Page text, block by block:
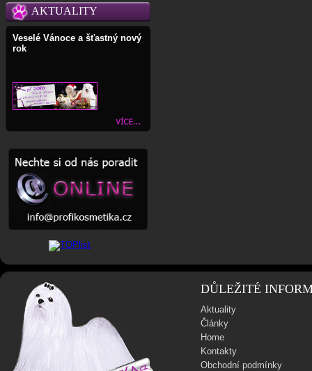
AKTUALITY
Veselé Vánoce a šťastný nový
rok
DŮLEŽITÉ
Aktuality
Články
Home
Kontakty
Obchodní podmínky